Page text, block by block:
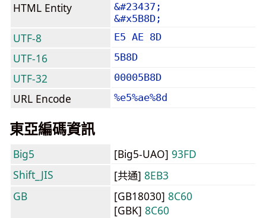
HTML Entity
&#23437;
&#x5B8D;
UTF-8 E5 AE 8D
UTF-16 5B8D
UTF-32 00005B8D
URL Encode %e5%ae%8d
東亞編碼資訊
Big5 [Big5-UAO] 93FD
Shift_JIS
[共通] 8EB3
GB
[GB18030] 8C60
[GBK] 8C60